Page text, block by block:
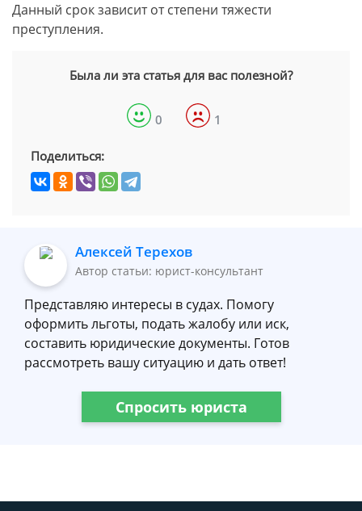
Данный срок зависит от степени тяжести
преступления.
Была ли эта статья для вас полезной?
0 1
Поделиться:
Алексей Терехов
Автор статьи: юрист-консультант
Представляю интересы в судах. Помогу
оформить льготы, подать жалобу или иск,
составить юридические документы. Готов
рассмотреть вашу ситуацию и дать ответ!
Спросить юриста